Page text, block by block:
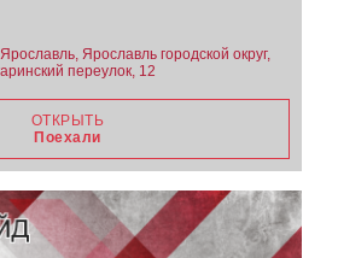
Ярославль городской округ,
переулок, 12
ОТКРЫТЬ
Поехали